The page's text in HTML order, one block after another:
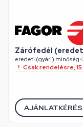
Zárófedél
eredeti (gyári) minőség•
Csak rendelésre,
AJÁNLATKÉRÉS